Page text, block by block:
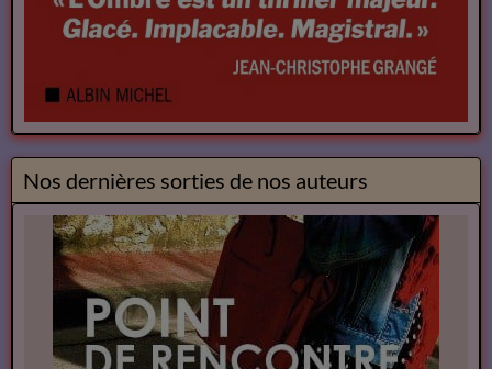
Nos dernières sorties de nos auteurs